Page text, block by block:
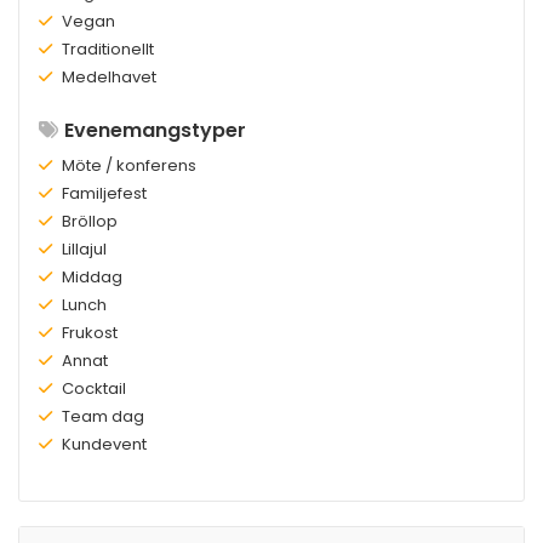
Finns:Vegan
Finns:Traditionellt
Finns:Medelhavet
Evenemangstyper
Finns:Möte / konferens
Finns:Familjefest
Finns:Bröllop
Finns:Lillajul
Finns:Middag
Finns:Lunch
Finns:Frukost
Finns:Annat
Finns:Cocktail
Finns:Team dag
Finns:Kundevent